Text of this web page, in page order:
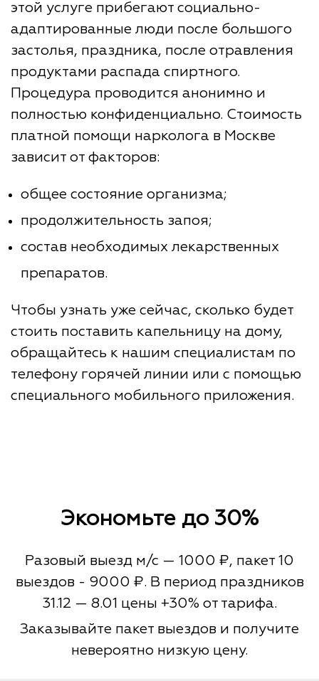
этой услуге прибегают социально-
адаптированные люди после большого
застолья, праздника, после отравления
продуктами распада спиртного.
Процедура проводится анонимно и
полностью конфиденциально. Стоимость
платной помощи нарколога в Москве
зависит от факторов:
общее состояние организма;
продолжительность запоя;
состав необходимых лекарственных
препаратов.
Чтобы узнать уже сейчас, сколько будет
стоить поставить капельницу на дому,
обращайтесь к нашим специалистам по
телефону горячей линии или с помощью
специального мобильного приложения.
Экономьте до 30%
Разовый выезд м/с — 1000 ₽, пакет 10
выездов - 9000 ₽. В период праздников
31.12 — 8.01 цены +30% от тарифа.
Заказывайте пакет выездов и получите
невероятно низкую цену.